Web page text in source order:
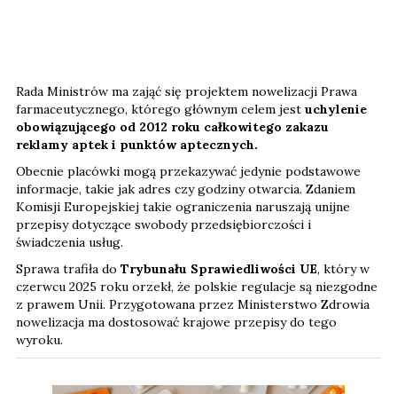
Rada Ministrów ma zająć się projektem nowelizacji Prawa
farmaceutycznego, którego głównym celem jest uchylenie
obowiązującego od 2012 roku całkowitego zakazu
reklamy aptek i punktów aptecznych.
Obecnie placówki mogą przekazywać jedynie podstawowe
informacje, takie jak adres czy godziny otwarcia. Zdaniem
Komisji Europejskiej takie ograniczenia naruszają unijne
przepisy dotyczące swobody przedsiębiorczości i
świadczenia usług.
Sprawa trafiła do Trybunału Sprawiedliwości UE, który w
czerwcu 2025 roku orzekł, że polskie regulacje są niezgodne
z prawem Unii. Przygotowana przez Ministerstwo Zdrowia
nowelizacja ma dostosować krajowe przepisy do tego
wyroku.